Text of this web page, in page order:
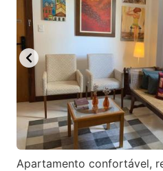
Apartamento confortável,